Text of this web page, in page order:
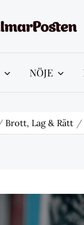
NÖJE
Brott, Lag & Rätt